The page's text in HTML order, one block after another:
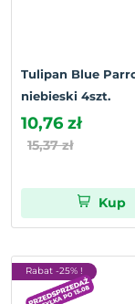
Tulipan Blue
niebieski 4szt.
10,76 zł
15,37 zł
Kup
Rabat -25% !